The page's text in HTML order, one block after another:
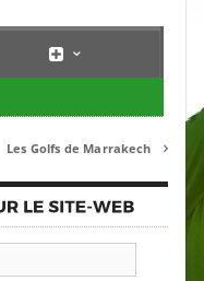
Les Golfs de Marrakech 